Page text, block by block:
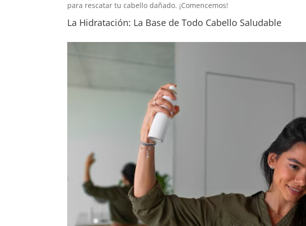
para rescatar tu cabello dañado. ¡Comencemos!
La Hidratación: La Base de Todo Cabello Saludable